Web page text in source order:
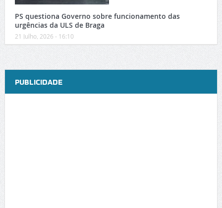
PS questiona Governo sobre funcionamento das
urgências da ULS de Braga
21 Julho, 2026 - 16:10
PUBLICIDADE